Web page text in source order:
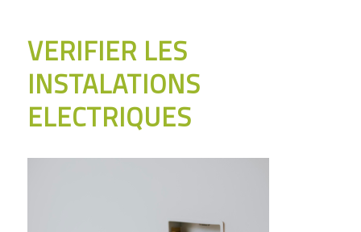
VERIFIER LES
INSTALATIONS
ELECTRIQUES